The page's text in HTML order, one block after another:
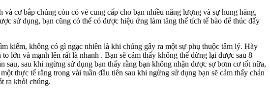
cơ bắp chúng còn có vẻ cung cấp cho bạn nhiều năng lượng và sự hung hăng,
sử dụng, bạn cũng có thể có được hiệu ứng làm tăng thể tích tế bào để thúc đẩy
kiếm, không có gì ngạc nhiên là khi chúng gây ra một sự phụ thuộc tâm lý. Hãy
lớn và mạnh lên rất là nhanh . Bạn sẽ cảm thấy không thể dừng lại được sau 8
sau khi ngừng sử dụng bạn thấy rằng bạn không nhận được sợ bơm cơ tốt nữa,
thực tế rằng trong vài tuần đầu tiên sau khi ngừng sử dụng bạn sẽ cảm thấy chán
ra khỏi chúng.